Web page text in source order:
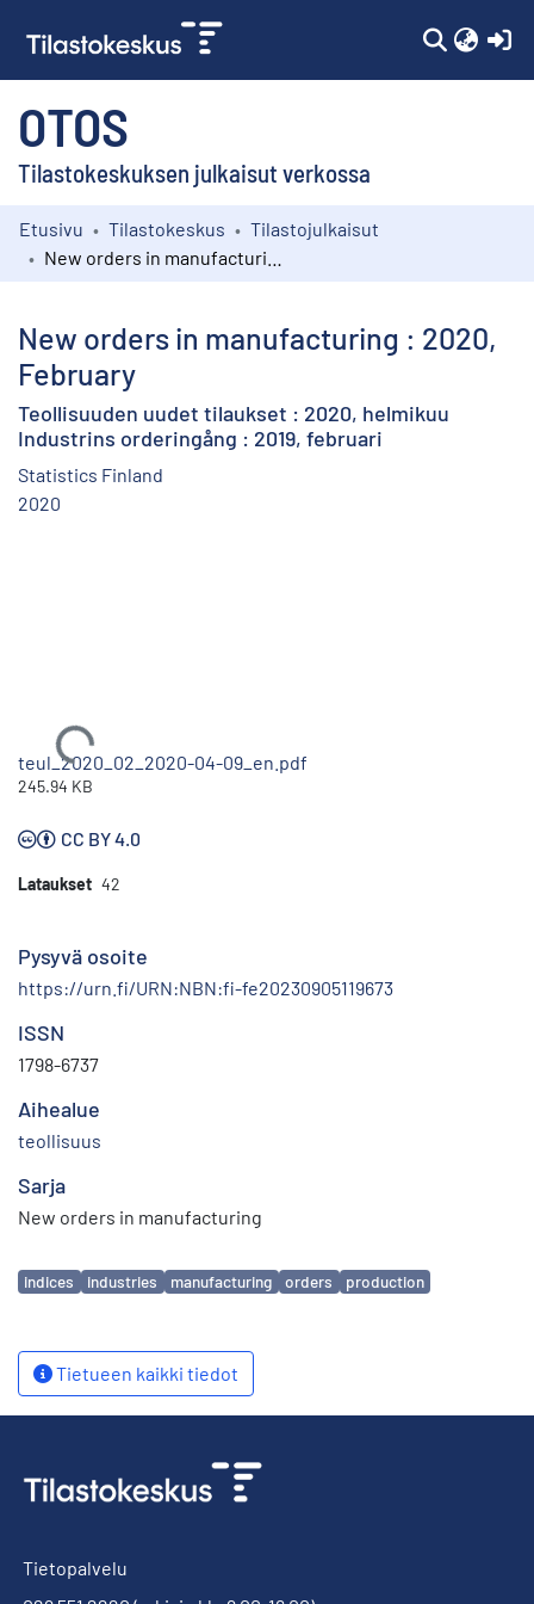
OTOS
Tilastokeskuksen julkaisut verkossa
Kokoelmat
Etusivu Tilastokeskus
Tilastojulkaisut
New orders in manufacturing : 2020,
February
Teollisuuden uudet tilaukset : 2020, helmikuu
Industrins orderingång : 2019, februari
Statistics Finland
2020
Ladataan...
teul_2020_02_2020-04-09_en.pdf
245.94 KB
CC BY 4.0
Lataukset 42
Pysyvä osoite
https://urn.fi/URN:NBN:fi-fe20230905119673
ISSN
1798-6737
Aihealue
teollisuus
Sarja
New orders in manufacturing
Avainsanat
indices industries manufacturing orders production
Tietueen kaikki tiedot
Tietopalvelu